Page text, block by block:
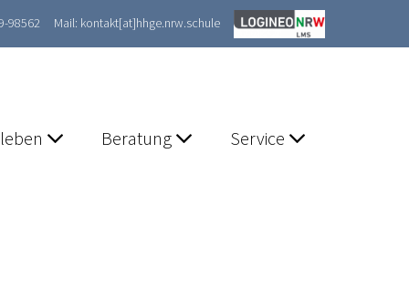
98562 Mail: kontakt[at]hhge.nrw.schule
Beratung Service